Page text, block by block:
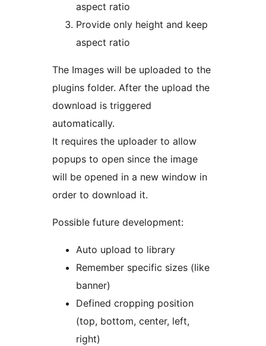
aspect ratio
Provide only height and keep
aspect ratio
The Images will be uploaded to the
plugins folder. After the upload the
download is triggered
automatically.
It requires the uploader to allow
popups to open since the image
will be opened in a new window in
order to download it.
Possible future development:
Auto upload to library
Remember specific sizes (like
banner)
Defined cropping position
(top, bottom, center, left,
right)